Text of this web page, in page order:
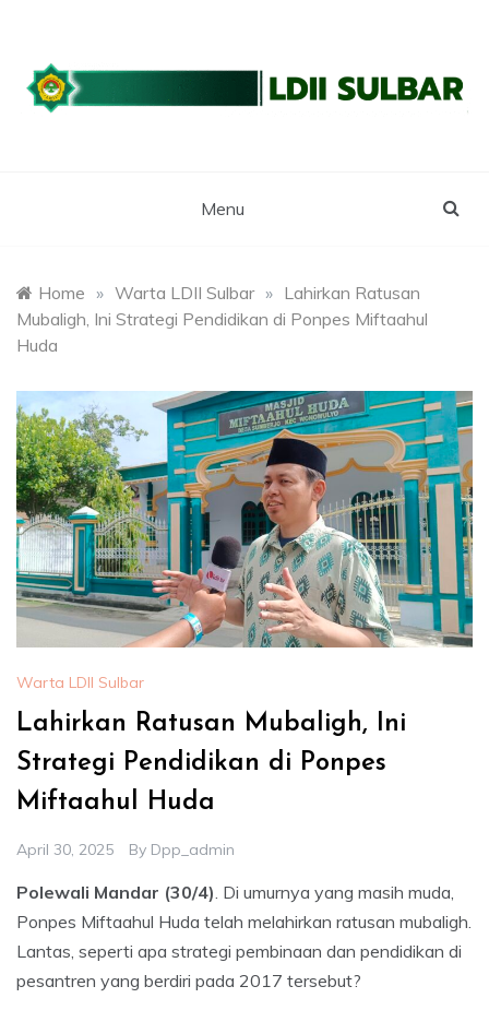
content
BARAT
Menu
Home » Warta LDII Sulbar » Lahirkan Ratusan
Mubaligh, Ini Strategi Pendidikan di Ponpes Miftaahul
Huda
Warta LDII Sulbar
Lahirkan Ratusan Mubaligh, Ini
Strategi Pendidikan di Ponpes
Miftaahul Huda
April 30, 2025 By Dpp_admin
Polewali Mandar (30/4) . Di umurnya yang masih muda,
Ponpes Miftaahul Huda telah melahirkan ratusan mubaligh.
Lantas, seperti apa strategi pembinaan dan pendidikan di
pesantren yang berdiri pada 2017 tersebut?